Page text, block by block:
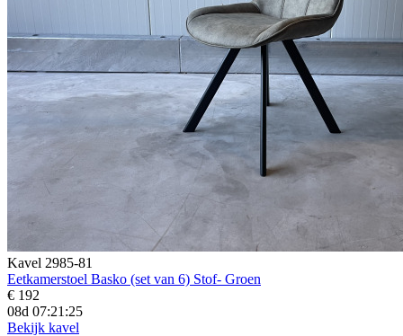
Kavel 2985-81
Eetkamerstoel Basko (set van 6) Stof- Groen
€ 192
08d 07:21:23
Bekijk kavel